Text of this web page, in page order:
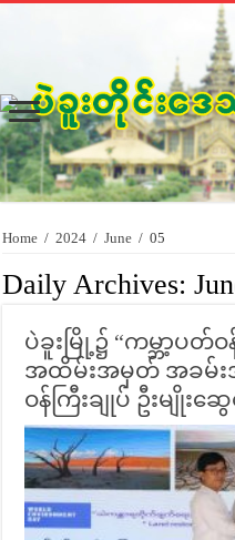
Home / 2024 / June / 05
Daily Archives:
ပဲခူးမြို့၌ “ကမ္ဘာ့ပတ်ဝ
အထိမ်းအမှတ် အခမ်း
ဝန်ကြီးချုပ် ဦးမျိုးဆွ